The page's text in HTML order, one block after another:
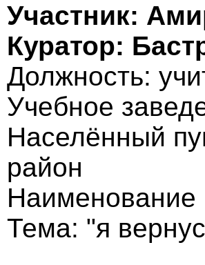
Участник:
Куратор:
Должность:
Учебное
Населённый
район
Наименование
Тема: "я